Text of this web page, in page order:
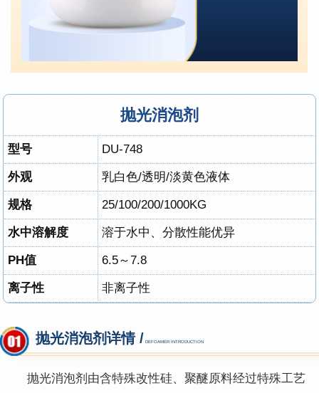
抛光消泡剂
型号 DU-748
外观 乳白色/透明/淡黄色液体
规格 25/100/200/1000KG
水中溶解度 溶于水中、分散性能优异
PH值 6.5～7.8
离子性 非离子性
抛光消泡剂详情 / DEFOAMER INTRODUCTION
抛光消泡剂由含特殊改性硅、聚醚原料经过特殊工艺